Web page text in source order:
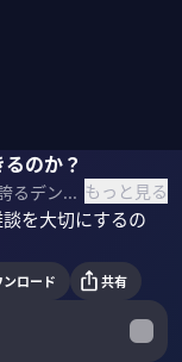
のか？
世界最高レベルの生産性を誇るデンマーク。その効率的な働き方を日本は真似ることができるのか？幸福な生活を送るためのヒントは何か？デンマーク研究家の針貝有佳氏と、雇用ジャーナリストの海老原嗣生氏に対話してもらった。 ＜ゲスト＞ 針貝有佳｜デンマーク文化研究科 早稲田大学大学院にてデンマークの労働市場政策を研究して修士号取得。 2009年末にデンマーク移住後、デンマークの現地情報を発信し続ける。 現在はコペンハーゲン郊外でデンマーク人の夫とハーフ2児と暮らす。 海老原嗣生｜雇用ジャーナリスト サッチモ代表社員。大正大学客員教授。 大手メーカーを経て、リクルートエイブリック（現リクルートキャリア）入社。 雑誌「Works」編集長、人材・経営誌「HRmics」編集長を経て、2008年ニッチモを立ち上げる。 ＜参考書籍＞ 『デンマーク人はなぜ会議より3分の雑談を大切にするのか』 ※このリンクはAmazonアソシエイトリンクを使用しています もっと見る
を大切にするの
ロード 共有